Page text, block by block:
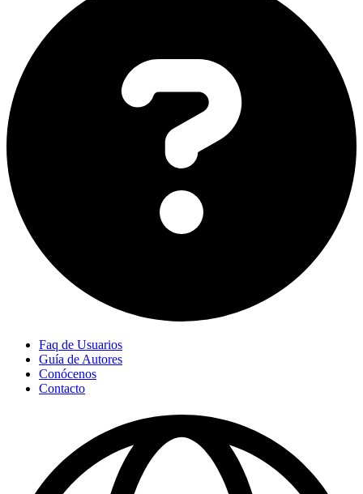
Faq de Usuarios
Guía de Autores
Conócenos
Contacto